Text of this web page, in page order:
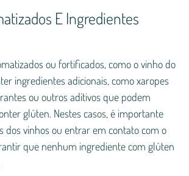
E Ingredientes
ou fortificados, como o vinho do
ingredientes adicionais, como xaropes
ou outros aditivos que podem
glúten. Nestes casos, é importante
dos vinhos ou entrar em contato com o
que nenhum ingrediente com glúten